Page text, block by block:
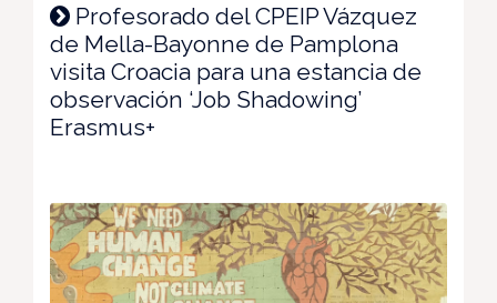
Profesorado del CPEIP Vázquez
de Mella-Bayonne de Pamplona
visita Croacia para una estancia de
observación ‘Job Shadowing’
Erasmus+